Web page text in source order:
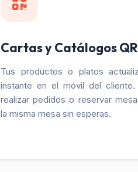
Cartas y Catálogos QR
Tus productos o platos
instante en el móvil del cliente.
realizar pedidos o reservar
la misma mesa sin esperas.